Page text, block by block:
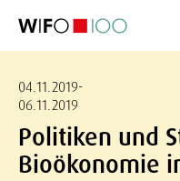
04.11.2019-
06.11.2019
Politiken und
Bioökonomie